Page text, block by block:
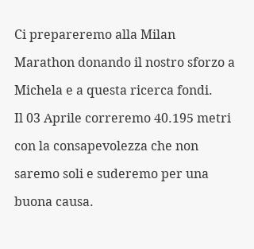
Ci prepareremo alla Milan
Marathon donando il nostro sforzo a
Michela e a questa ricerca fondi.
Il 03 Aprile correremo 40.195 metri
con la consapevolezza che non
saremo soli e suderemo per una
buona causa.